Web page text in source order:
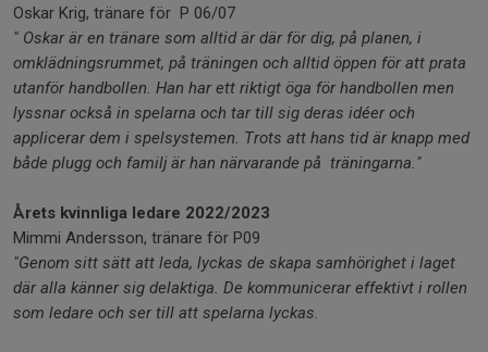
Oskar Krig, tränare för P 06/07
" Oskar är en tränare som alltid är där för dig, på planen, i
omklädningsrummet, på träningen och alltid öppen för att prata
utanför handbollen. Han har ett riktigt öga för handbollen men
lyssnar också in spelarna och tar till sig deras idéer och
applicerar dem i spelsystemen. Trots att hans tid är knapp med
både plugg och familj är han närvarande på träningarna."
Årets kvinnliga ledare 2022/2023
Mimmi Andersson, tränare för P09
"Genom sitt sätt att leda, lyckas de skapa samhörighet i laget
där alla känner sig delaktiga. De kommunicerar effektivt i rollen
som ledare och ser till att spelarna lyckas.